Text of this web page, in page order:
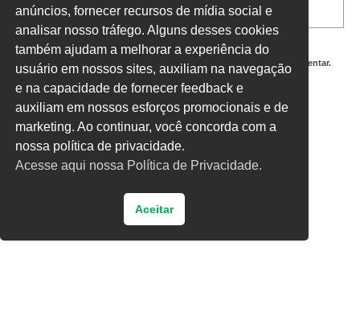
Salvar meus dados neste navegador para a próxima vez que eu comentar.
Digite uma resposta em números:
5 × 2 =
anúncios, fornecer recursos de mídia social e
analisar nosso tráfego. Alguns desses cookies
também ajudam a melhorar a experiência do
usuário em nossos sites, auxiliam na navegação
e na capacidade de fornecer feedback e
auxiliam em nossos esforços promocionais e de
marketing. Ao continuar, você concorda com a
nossa política de privacidade.
Acesse aqui nossa Política de Privacidade.
Aceitar